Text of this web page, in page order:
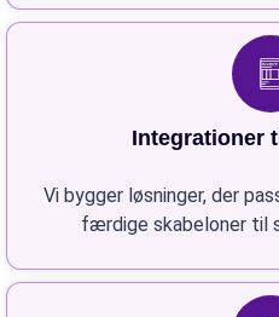
Integrationer
Vi bygger løsninger, der
færdige skabeloner til